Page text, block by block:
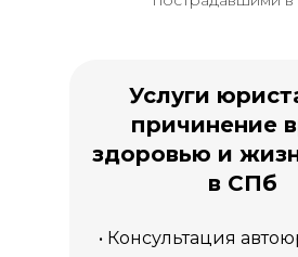
• Консультация
Услуги
причинение
здоровью и
в СПб